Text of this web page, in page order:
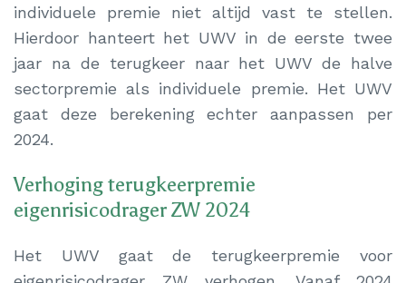
individuele premie niet altijd vast te stellen.
Hierdoor hanteert het UWV in de eerste twee
jaar na de terugkeer naar het UWV de halve
sectorpremie als individuele premie. Het UWV
gaat deze berekening echter aanpassen per
2024.
Verhoging terugkeerpremie
eigenrisicodrager ZW 2024
Het UWV gaat de terugkeerpremie voor